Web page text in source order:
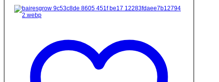
hasta
$ 375.000,00